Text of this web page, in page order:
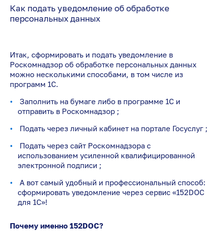
Как подать уведомление об обработке
персональных данных
Итак, сформировать и подать уведомление в
Роскомнадзор об обработке персональных данных
можно несколькими способами, в том числе из
программ 1С.
Заполнить на бумаге либо в программе 1С и
отправить в Роскомнадзор ;
Подать через личный кабинет на портале Госуслуг ;
Подать через сайт Роскомнадзора с
использованием усиленной квалифицированной
электронной подписи ;
А вот самый удобный и профессиональный способ:
сформировать уведомление через сервис «152DOC
для 1С»!
Почему именно 152DOC?